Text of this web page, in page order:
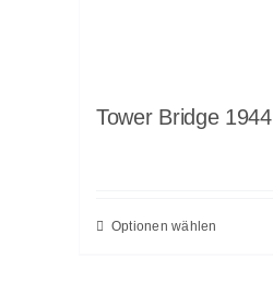
Tower Bridge 1944
Optionen wählen